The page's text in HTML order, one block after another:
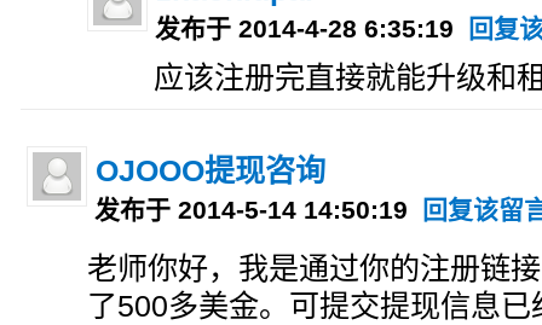
发布于 2014-4-28 6:35:19 回复
应该注册完直接就能升级和
OJOOO提现咨询
发布于 2014-5-14 14:50:19 回复该留
老师你好，我是通过你的注册链
了500多美金。可提交提现信息